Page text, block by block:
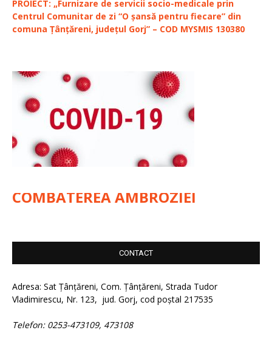
PROIECT: „Furnizare de servicii socio-medicale prin
Centrul Comunitar de zi “O șansă pentru fiecare” din
comuna Țânțăreni, județul Gorj” – COD MYSMIS 130380
COMBATEREA AMBROZIEI
CONTACT
Adresa: Sat Țânțăreni, Com. Țânțăreni, Strada Tudor
Vladimirescu, Nr. 123, jud. Gorj, cod poștal 217535
Telefon: 0253-473109, 473108